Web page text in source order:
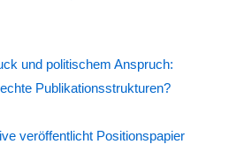
und politischem Anspruch:
Publikationsstrukturen?
veröffentlicht Positionspapier